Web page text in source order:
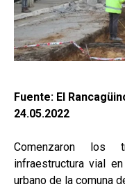
Fuente: El
24.05.2022
Comenzaron los
infraestructura vial
urbano de la comuna